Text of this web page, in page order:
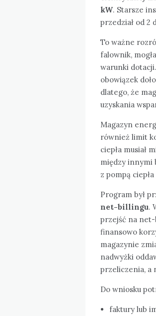
kW. Starsze
przedział od 2
To ważne
falownik,
warunki
obowiązek
dlatego, że
uzyskania
Magazyn
również limit
ciepła musiał
między innymi
z pompą
Program był
net-billingu.
przejść na net-
finansowo
magazynie
nadwyżki
przeliczenia, a
Do wniosku
faktury lub